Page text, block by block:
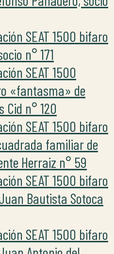
SEAT 1500 bifaro
n° 171
SEAT 1500
«fantasma» de
Cid n° 120
SEAT 1500 bifaro
familiar de
Herraiz n° 59
SEAT 1500 bifaro
Bautista Sotoca
SEAT 1500 bifaro